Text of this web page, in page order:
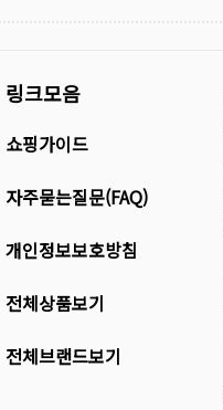
링크모음
쇼핑가이드
자주묻는질문(FAQ)
개인정보보호방침
전체상품보기
전체브랜드보기